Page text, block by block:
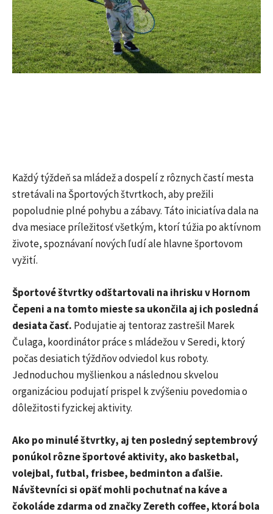
Každý týždeň sa mládež a dospelí z rôznych častí mesta
stretávali na Športových štvrtkoch, aby prežili
popoludnie plné pohybu a zábavy. Táto iniciatíva dala na
dva mesiace príležitosť všetkým, ktorí túžia po aktívnom
živote, spoznávaní nových ľudí ale hlavne športovom
vyžití.
Športové štvrtky odštartovali na ihrisku v Hornom
Čepeni a na tomto mieste sa ukončila aj ich posledná
desiata časť. Podujatie aj tentoraz zastrešil Marek
Čulaga, koordinátor práce s mládežou v Seredi, ktorý
počas desiatich týždňov odviedol kus roboty.
Jednoduchou myšlienkou a následnou skvelou
organizáciou podujatí prispel k zvýšeniu povedomia o
dôležitosti fyzickej aktivity.
Ako po minulé štvrtky, aj ten posledný septembrový
ponúkol rôzne športové aktivity, ako basketbal,
volejbal, futbal, frisbee, bedminton a ďalšie.
Návštevníci si opäť mohli pochutnať na káve a
čokoláde zdarma od značky Zereth coffee, ktorá bola